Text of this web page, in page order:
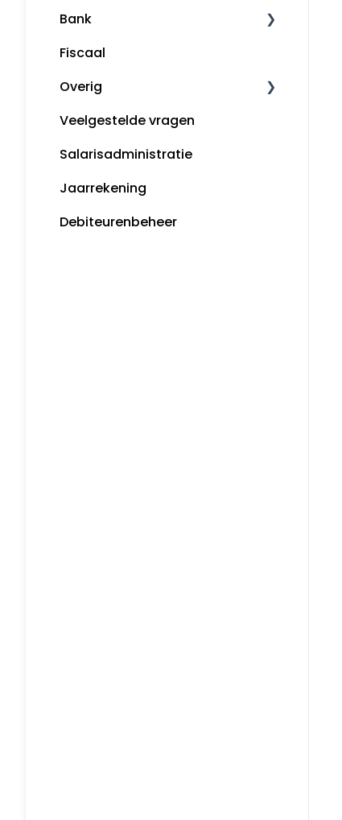
Rapportages
Administratiebeheer
Gebruikers en rechten
Mijn Snelstart
Bank
Bankafschriften inlezen
Betaalopdrachten
Snelstart bankieren app
Incasseren
Bankkoppeling
Fiscaal
Overig
Algemene informatie
Tips
MijnSnelStart
Koppelingen
Veelgestelde vragen
Salarisadministratie
Jaarrekening
Debiteurenbeheer